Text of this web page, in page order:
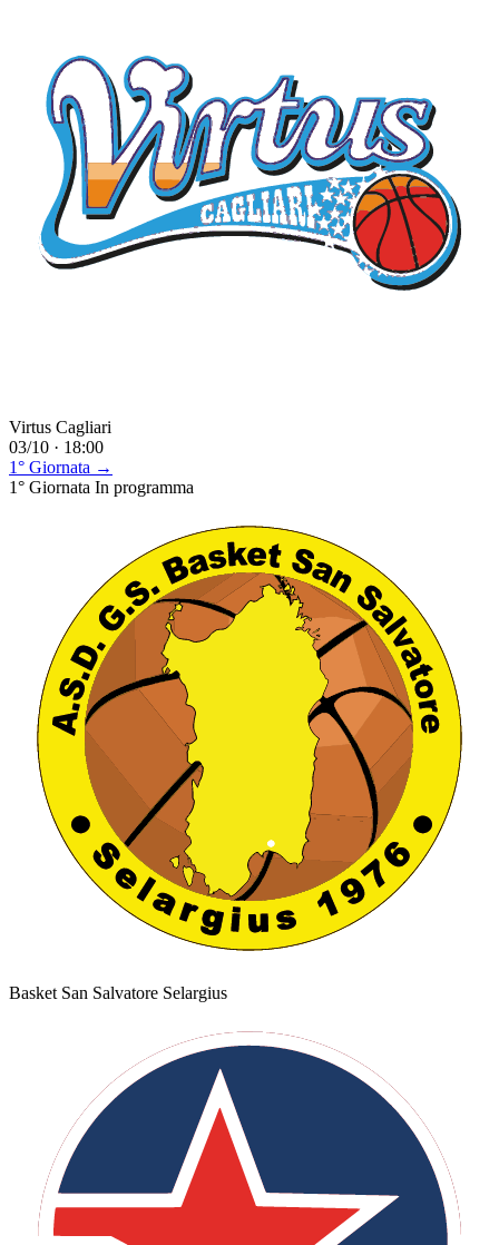
Virtus Cagliari
03/10 · 18:00
1° Giornata →
1° Giornata In programma
Basket San Salvatore Selargius